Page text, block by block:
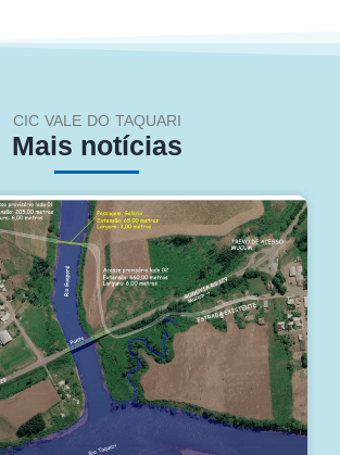
CIC VALE DO TAQUARI
Mais notícias